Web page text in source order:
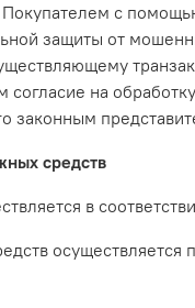
с
защиты от
согласие на
законным
средств
в
осуществляется